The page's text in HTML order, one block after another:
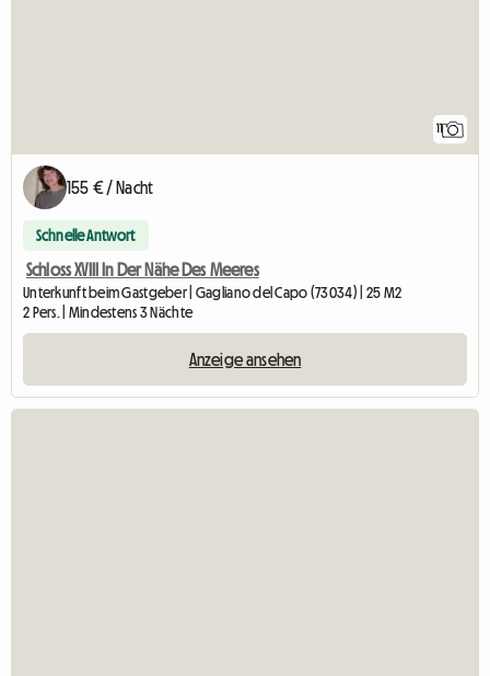
11
155 € / Nacht
Schnelle Antwort
Schloss XVIII In Der Nähe Des Meeres
Unterkunft beim Gastgeber | Gagliano del Capo (73034) | 25 M2
2 Pers. | Mindestens 3 Nächte
Anzeige ansehen